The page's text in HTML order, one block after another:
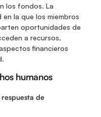
los fondos. La
la que los miembros
oportunidades de
a recursos,
financieros
humanos
de